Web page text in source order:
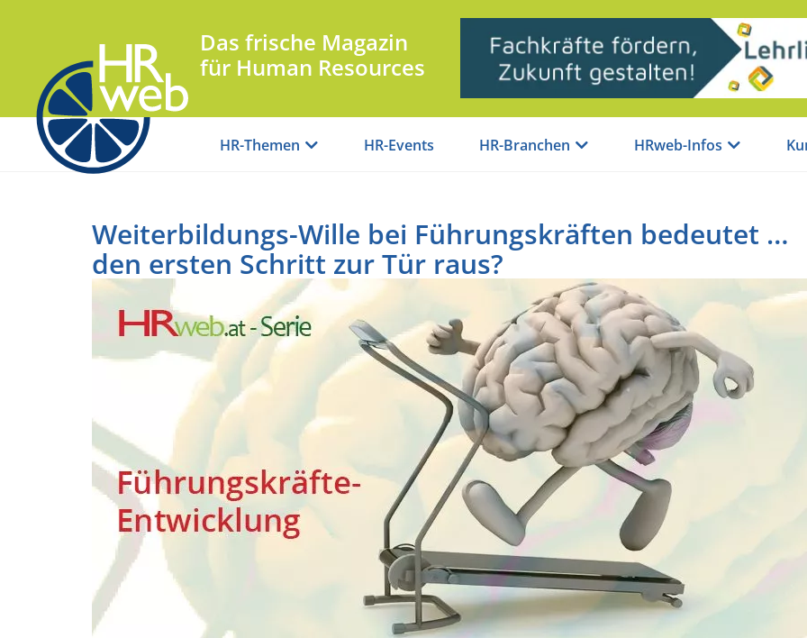
Das frische Magazin
für Human Resources
HR-Themen HR-Events HR-Branchen HRweb-Infos
Weiterbildungs-Wille bei Führungskräften bedeutet …
den ersten Schritt zur Tür raus?